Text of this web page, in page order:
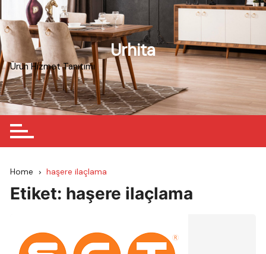
to
content
Urhita
Ürün Hizmet Tanıtımı
Home haşere ilaçlama
Etiket: haşere ilaçlama